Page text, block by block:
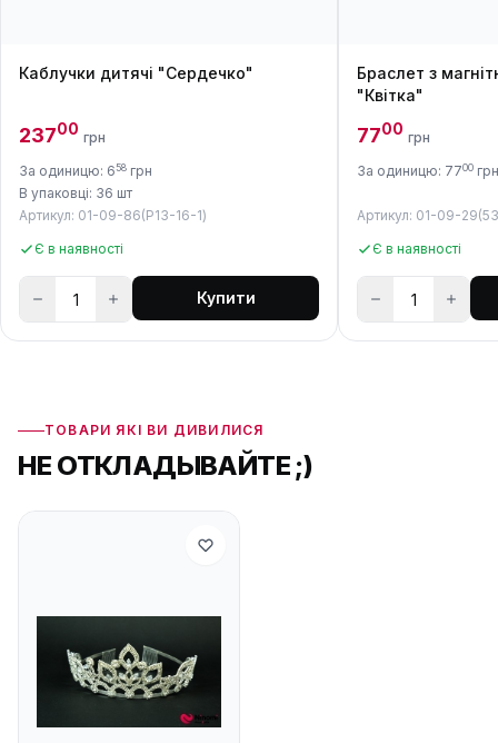
Каблучки дитячі "Сердечко"
23700 грн
За одиницю: 658 грн
В упаковці: 36 шт
Артикул: 01-09-86(P13-16-1)
Є в наявності
Купити
Браслет з
"Квітка"
7700 грн
За одиницю: 7700 грн
Артикул: 01-09-
Є в наявності
ТОВАРИ ЯКІ ВИ ДИВИЛИСЯ
НЕ ОТКЛАДЫВАЙТЕ ;)